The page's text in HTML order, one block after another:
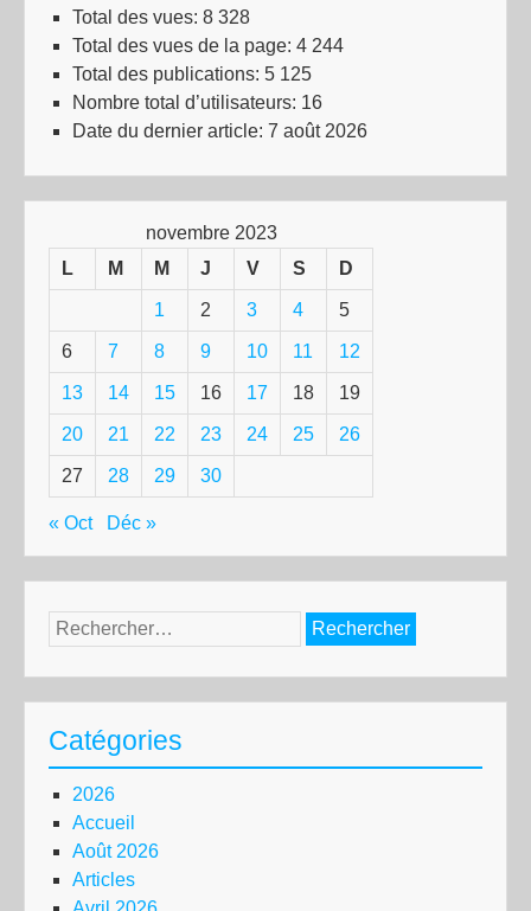
Total des vues: 8 328
Total des vues de la page: 4 244
Total des publications: 5 125
Nombre total d’utilisateurs: 16
Date du dernier article: 7 août 2026
novembre 2023
L
M M J V S D
1 2 3 4 5
6 7 8 9 10 11 12
13 14 15 16 17 18 19
20 21 22 23 24 25 26
27 28 29 30
« Oct Déc »
Rechercher :
Catégories
2026
Accueil
Août 2026
Articles